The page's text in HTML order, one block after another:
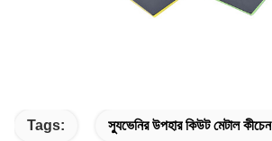
Tags: স্যুভেনির উপহার কিউট মেটাল কীচেন